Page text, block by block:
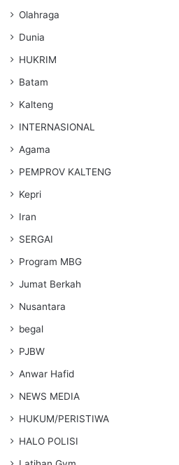
Olahraga
Dunia
HUKRIM
Batam
Kalteng
INTERNASIONAL
Agama
PEMPROV KALTENG
Kepri
Iran
SERGAI
Program MBG
Jumat Berkah
Nusantara
begal
PJBW
Anwar Hafid
NEWS MEDIA
HUKUM/PERISTIWA
HALO POLISI